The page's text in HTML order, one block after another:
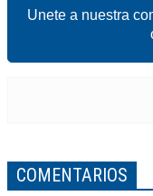
Unete a nuestra
COMENTARIOS